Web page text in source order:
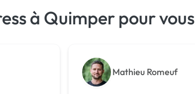
à Quimper pour vous
Mathieu Romeuf